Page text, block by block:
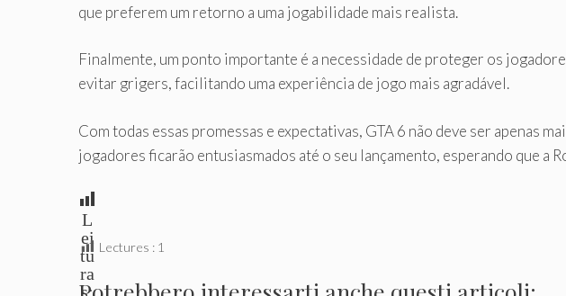
que preferem um retorno a uma jogabilidade mais realista.
Finalmente, um ponto importante é a necessidade de proteger os
evitar grigers, facilitando uma experiência de jogo mais agradável.
Com todas essas promessas e expectativas, GTA 6 não deve ser apenas
jogadores ficarão entusiasmados até o seu lançamento, esperando que a
L
ei
tu
ra
s:
Lectures : 1